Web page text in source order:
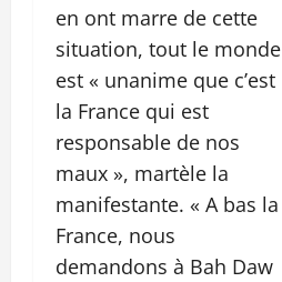
en ont marre de cette
situation, tout le monde
est « unanime que c’est
la France qui est
responsable de nos
maux », martèle la
manifestante. « A bas la
France, nous
demandons à Bah Daw